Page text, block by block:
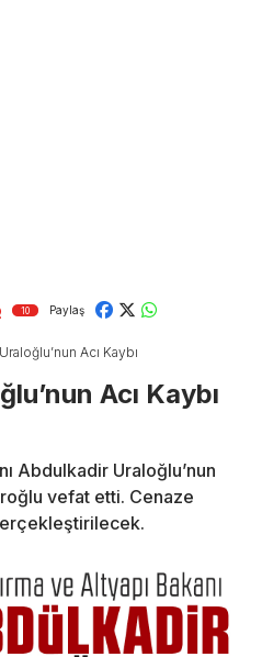
10 Paylaş
Acı Kaybı
Acı Kaybı
Abdulkadir Uraloğlu’nun
vefat etti. Cenaze